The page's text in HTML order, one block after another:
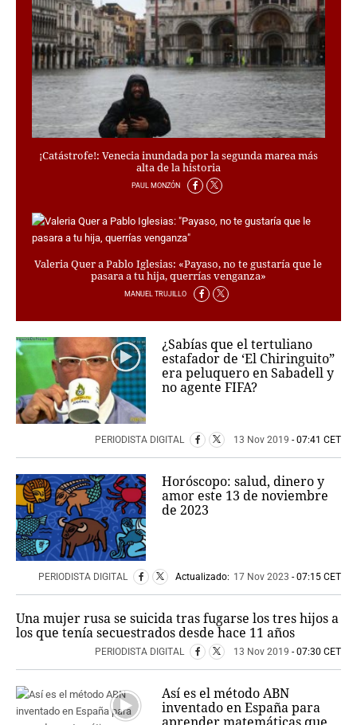
OFERTAS
CLUB PD
ENLACES
MEDIOS
MÁS SERVICIOS
EDICIONES
AMÉRICA
¡Catástrofe!: Venecia inundada por la segunda marea más
alta de la historia
PAUL MONZÓN
Valeria Quer a Pablo Iglesias: «Payaso, no te gustaría que le
pasara a tu hija, querrías venganza»
MANUEL TRUJILLO
¿Sabías que el tertuliano
estafador de ‘El Chiringuito”
era peluquero en Sabadell y
no agente FIFA?
PERIODISTA DIGITAL 13 Nov 2019 - 07:41 CET
Horóscopo: salud, dinero y
amor este 13 de noviembre
de 2023
PERIODISTA DIGITAL Actualizado: 17 Nov 2023 - 07:15 CET
Una mujer rusa se suicida tras fugarse los tres hijos a
los que tenía secuestrados desde hace 11 años
PERIODISTA DIGITAL 13 Nov 2019 - 07:30 CET
Así es el método ABN
inventado en España para